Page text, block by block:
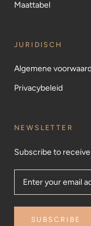
Maattabel
JURIDISCH
Algemene
Privacybeleid
NEWSLETTER
Subscribe to
SUBSCRIBE